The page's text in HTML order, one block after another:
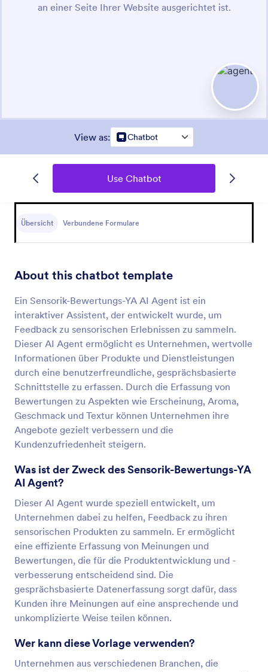
View as: Chatbot
Use Chatbot
Übersicht Verbundene Formulare
About this chatbot template
Ein Sensorik-Bewertungs-YA AI Agent ist ein
interaktiver Assistent, der entwickelt wurde, um
Feedback zu sensorischen Erlebnissen zu sammeln.
Dieser AI Agent ermöglicht es Unternehmen, wertvolle
Informationen über Produkte und Dienstleistungen
durch eine benutzerfreundliche, gesprächsbasierte
Schnittstelle zu erfassen. Durch die Erfassung von
Bewertungen zu Aspekten wie Erscheinung, Aroma,
Geschmack und Textur können Unternehmen ihre
Angebote gezielt verbessern und die
Kundenzufriedenheit steigern.
Was ist der Zweck des Sensorik-Bewertungs-YA
AI Agent?
Dieser AI Agent wurde speziell entwickelt, um
Unternehmen dabei zu helfen, Feedback zu ihren
sensorischen Produkten zu sammeln. Er ermöglicht
eine effiziente Erfassung von Meinungen und
Bewertungen, die für die Produktentwicklung und -
verbesserung entscheidend sind. Die
gesprächsbasierte Datenerfassung sorgt dafür, dass
Kunden ihre Meinungen auf eine ansprechende und
unkomplizierte Weise teilen können.
Wer kann diese Vorlage verwenden?
Unternehmen aus verschiedenen Branchen, die